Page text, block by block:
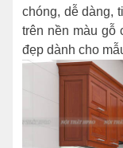
chóng, dễ dàng,
trên nền màu gỗ
đẹp dành cho